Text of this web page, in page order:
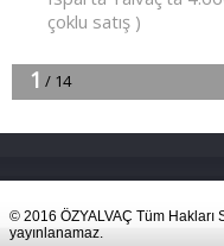
© 2016 ÖZYALVAÇ Tüm Hakları
yayınlanamaz.